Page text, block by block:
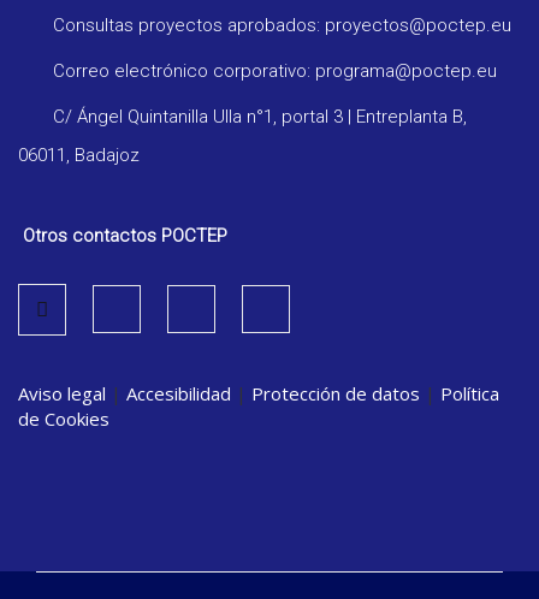
Consultas proyectos aprobados: proyectos@poctep.eu
Correo electrónico corporativo: programa@poctep.eu
C/ Ángel Quintanilla Ulla n°1, portal 3 | Entreplanta B,
06011, Badajoz
Otros contactos POCTEP
Aviso legal | Accesibilidad | Protección de datos | Política
de Cookies